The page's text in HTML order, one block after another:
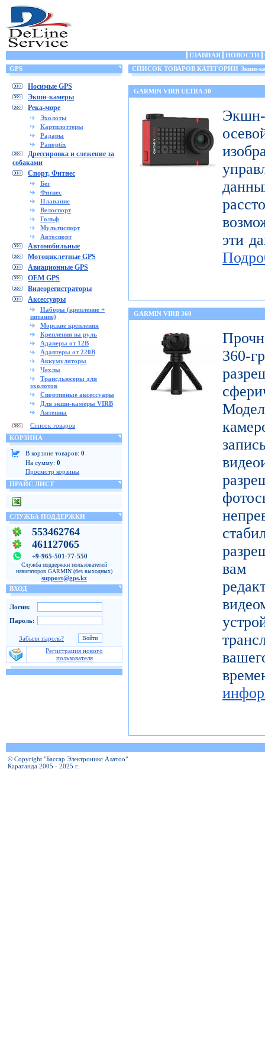
ГЛАВНАЯ НОВОСТИ
GPS
Носимые GPS
Экшн-камеры
Река-море
Эхолоты
Картплоттеры
Радары
Panoptix
Дрессировка и слежение за
собаками
Спорт, Фитнес
Бег
Фитнес
Плавание
Велоспорт
Гольф
Мультиспорт
Автоспорт
Автомобильные
Мотоциклетные GPS
Авиационные GPS
OEM GPS
Видеорегистраторы
Аксессуары
Наборы (крепление +
питание)
Морские крепления
Крепления на руль
Адаперы от 12В
Адаптеры от 220В
Аккумуляторы
Чехлы
Трансдьюсеры для
эхолотов
Спортивные аксессуары
Для экшн-камеры VIRB
Антенны
Список товаров
КОРЗИНА
В корзине товаров: 0
На сумму: 0
Просмотр корзины
ПРАЙС ЛИСТ
СЛУЖБА ПОДДЕРЖКИ
553462764
461127065
+9-965-501-77-550
Служба поддержки пользователей
навигаторов GARMIN (без выходных)
support@gps.kz
ВХОД
Логин:
Пароль:
Забыли пароль?
Регистрация нового
пользователя
СПИСОК ТОВАРОВ КАТЕГОРИИ Экшн-
GARMIN VIRB ULTRA 30
эти
GARMIN VIRB 360
вам
© Copyright "Бассар Электроникс Алатоо"
Караганда 2005 - 2025 г.